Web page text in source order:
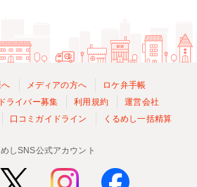
メディアの方へ
ロケ弁手帳
ライバー募集
利用規約
運営会社
口コミガイドライン くるめし一括精算
めしSNS公式アカウント